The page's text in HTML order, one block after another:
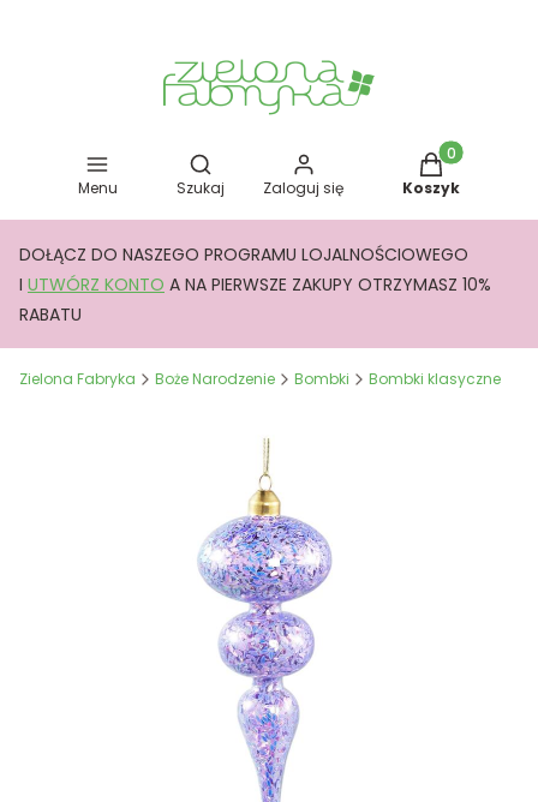
Menu
Otwórz wyszukiwarkę
Szukaj Zaloguj się
Produkty w
Koszyk
DOŁĄCZ DO NASZEGO PROGRAMU LOJALNOŚCIOWEGO
I UTWÓRZ KONTO A NA PIERWSZE ZAKUPY OTRZYMASZ 10%
RABATU
Zielona Fabryka Boże Narodzenie Bombki Bombki klasyczne